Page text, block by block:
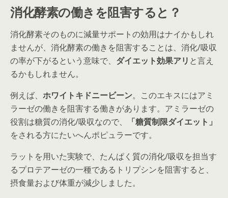
消化酵素の働きを阻害すると？
消化酵素そのものに減量サポートの効用はナイかもしれ
ませんが、消化酵素の働きを阻害することは、消化/吸収
の率が下がるという意味で、 ダイエット効果アリ と言え
るかもしれません。
例えば、 ホワイトキドニービーン。このエキスにはアミ
ラーゼの働きを阻害する働きがあります。アミラーゼの
役割は糖質の消化/吸収なので、
「糖質制限ダイエット」
をされる方にたいへんポピュラーです。
ラットを用いた実験で、たんぱく質の消化/吸収を担当す
るプロテアーゼの一種であるトリプシンを阻害すると、
摂食量および体重が減少しました。